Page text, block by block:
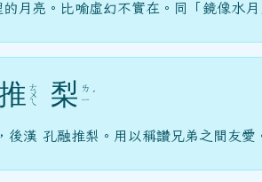
月亮。比喻虛幻不實在。同「鏡像水月
ㄊ
ㄨ
ㄟ 梨 ㄌ
ㄧ ˊ
後漢 孔融推梨。用以稱讚兄弟之間友愛